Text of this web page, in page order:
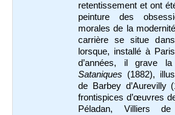
retentissement et ont
peinture des
morales de la
carrière se situe
lorsque, installé à
d’années, il grave
Sataniques (1882),
de Barbey d’Aurevilly
frontispices d’œuvres
Péladan, Villiers de